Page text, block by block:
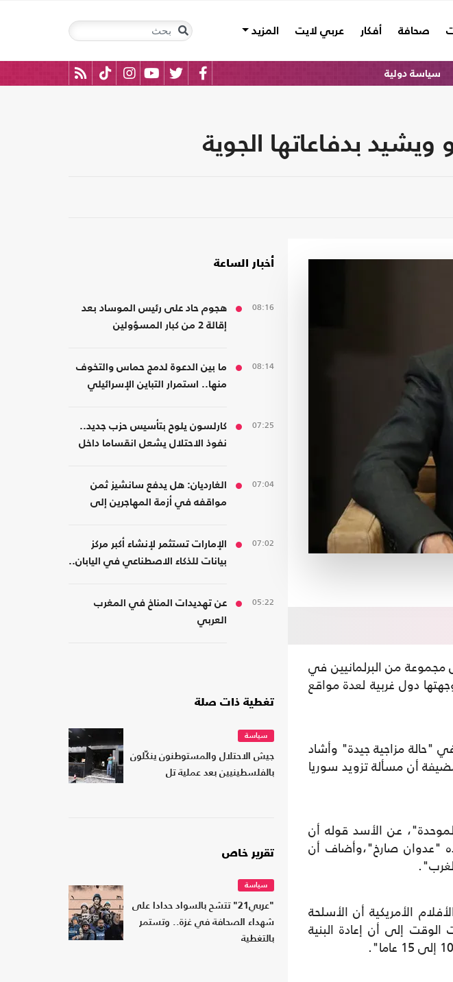
صحافة أفكار عربي لايت المزيد
سياسة دولية
بدفاعاتها الجوية
مجموعة من البرلمانيين في
دول غربية لعدة مواقع
"حالة مزاجية جيدة" وأشاد
أن مسألة تزويد سوريا
عن الأسد قوله أن
"عدوان صارخ"،وأضاف أن
الأمريكية أن الأسلحة
إلى أن إعادة البنية
أخبار الساعة
08:16
هجوم حاد على رئيس الموساد بعد
إقالة 2 من كبار المسؤولين
08:14
ما بين الدعوة لدمج حماس والتخوف
منها.. استمرار التباين الإسرائيلي
07:25
كارلسون يلوح بتأسيس حزب جديد..
نفوذ الاحتلال يشعل انقساما داخل
07:04
الغارديان: هل يدفع سانشيز ثمن
مواقفه في أزمة المهاجرين إلى
07:02
الإمارات تستثمر لإنشاء أكبر مركز
بيانات للذكاء الاصطناعي في اليابان..
05:22
عن تهديدات المناخ في المغرب
العربي
تغطية ذات صلة
سياسة
جيش الاحتلال والمستوطنون ينكّلون
بالفلسطينيين بعد عملية تل
تقرير خاص
سياسة
"عربي21" تتشح بالسواد حدادا على
شهداء الصحافة في غزة.. وتستمر
بالتغطية